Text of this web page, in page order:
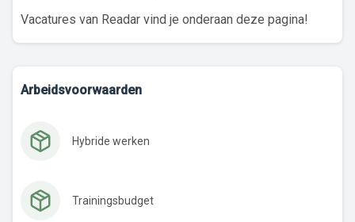
Vacatures van Readar vind je onderaan deze pagina!
Arbeidsvoorwaarden
Hybride werken
Trainingsbudget